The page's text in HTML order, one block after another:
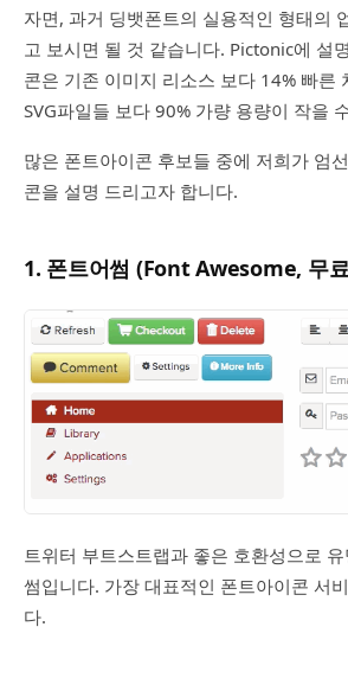
자면, 과거 딩뱃폰트의 실용적인 형태의
고 보시면 될 것 같습니다. Pictonic에 설
콘은 기존 이미지 리소스 보다 14% 빠른
SVG파일들 보다 90% 가량 용량이 작을
많은 폰트아이콘 후보들 중에 저희가 엄
콘을 설명 드리고자 합니다.
1. 폰트어썸 (Font Awesome, 무
트위터 부트스트랩과 좋은 호환성으로
썸입니다. 가장 대표적인 폰트아이콘 서
다.